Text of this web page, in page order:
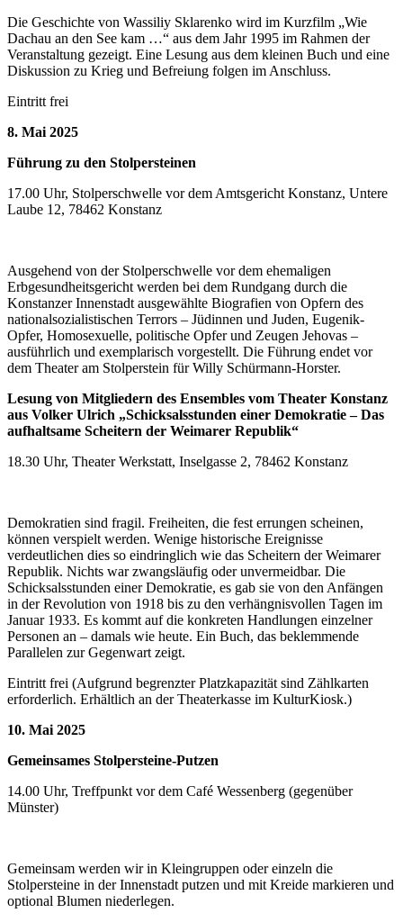
Die Geschichte von Wassiliy Sklarenko wird im Kurzfilm „Wie
Dachau an den See kam …“ aus dem Jahr 1995 im Rahmen der
Veranstaltung gezeigt. Eine Lesung aus dem kleinen Buch und eine
Diskussion zu Krieg und Befreiung folgen im Anschluss.
Eintritt frei
8. Mai 2025
Führung zu den Stolpersteinen
17.00 Uhr, Stolperschwelle vor dem Amtsgericht Konstanz, Untere
Laube 12, 78462 Konstanz
Ausgehend von der Stolperschwelle vor dem ehemaligen
Erbgesundheitsgericht werden bei dem Rundgang durch die
Konstanzer Innenstadt ausgewählte Biografien von Opfern des
nationalsozialistischen Terrors – Jüdinnen und Juden, Eugenik-
Opfer, Homosexuelle, politische Opfer und Zeugen Jehovas –
ausführlich und exemplarisch vorgestellt. Die Führung endet vor
dem Theater am Stolperstein für Willy Schürmann-Horster.
Lesung von Mitgliedern des Ensembles vom Theater Konstanz
aus Volker Ulrich „Schicksalsstunden einer Demokratie – Das
aufhaltsame Scheitern der Weimarer Republik“
18.30 Uhr, Theater Werkstatt, Inselgasse 2, 78462 Konstanz
Demokratien sind fragil. Freiheiten, die fest errungen scheinen,
können verspielt werden. Wenige historische Ereignisse
verdeutlichen dies so eindringlich wie das Scheitern der Weimarer
Republik. Nichts war zwangsläufig oder unvermeidbar. Die
Schicksalsstunden einer Demokratie, es gab sie von den Anfängen
in der Revolution von 1918 bis zu den verhängnisvollen Tagen im
Januar 1933. Es kommt auf die konkreten Handlungen einzelner
Personen an – damals wie heute. Ein Buch, das beklemmende
Parallelen zur Gegenwart zeigt.
Eintritt frei (Aufgrund begrenzter Platzkapazität sind Zählkarten
erforderlich. Erhältlich an der Theaterkasse im KulturKiosk.)
10. Mai 2025
Gemeinsames Stolpersteine-Putzen
14.00 Uhr, Treffpunkt vor dem Café Wessenberg (gegenüber
Münster)
Gemeinsam werden wir in Kleingruppen oder einzeln die
Stolpersteine in der Innenstadt putzen und mit Kreide markieren und
optional Blumen niederlegen.